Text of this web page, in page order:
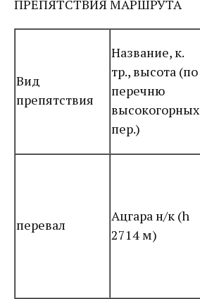
ПРЕПЯТСТВИЯ МАРШРУТА
Вид
препятствия
Название, к.
тр., высота (по
перечню
высокогорных
пер.)
перевал
Ацгара н/к (h
2714 м)